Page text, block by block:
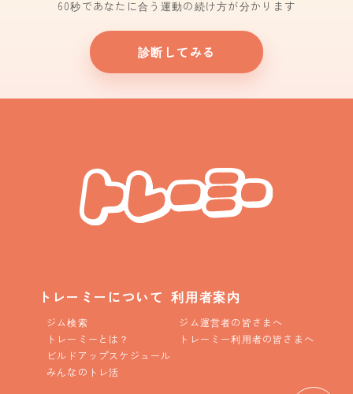
60秒であなたに合う運動の続け方が分かります
診断してみる
トレーミーについて
ジム検索
トレーミーとは？
ビルドアップスケジュール
みんなのトレ活
利用者案内
ジム運営者の皆さまへ
トレーミー利用者の皆さまへ